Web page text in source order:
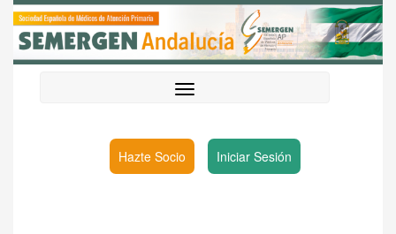
Hazte Socio Iniciar Sesión